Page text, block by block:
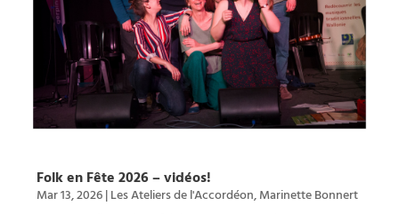
Folk en Fête 2026 – vidéos!
Mar 13, 2026|Les Ateliers de l'Accordéon,Marinette Bonnert